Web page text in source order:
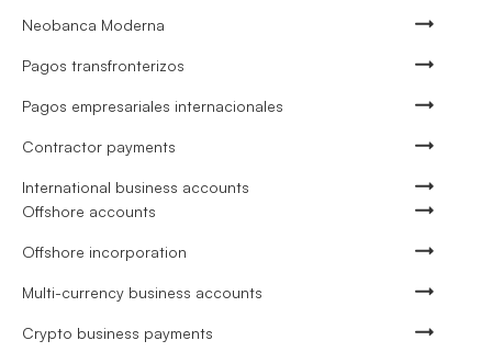
Neobanca Moderna
Pagos transfronterizos
Pagos empresariales internacionales
Contractor payments
International business accounts
Offshore accounts
Offshore incorporation
Multi-currency business accounts
Crypto business payments